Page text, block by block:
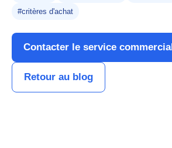
#critères d'achat
Contacter le service commercial
Retour au blog